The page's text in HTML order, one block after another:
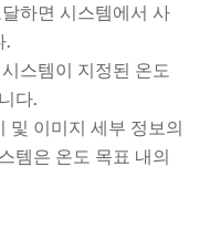
하면 시스템에서 사
.
스템이 지정된 온도
다.
및 이미지 세부 정보의
템은 온도 목표 내의